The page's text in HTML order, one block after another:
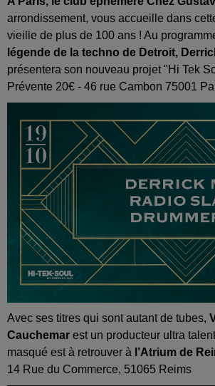
arrondissement, vous accueille dans
vieille de plus de 100 ans ! Au
légende de la techno de Detroit,
présentera son nouveau projet "Hi Tek
Prévente 20€ - 46 rue Cambon 75001
Avec ses titres qui sont autant de tubes,
Cauchemar est un producteur ultra
masqué est à retrouver à l’Atrium de
14 Rue du Commerce, 51065 Reims